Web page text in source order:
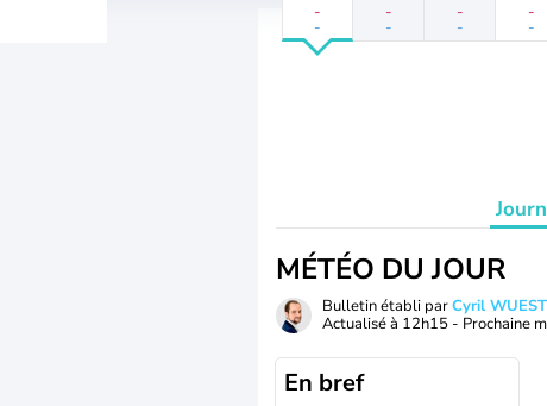
-
-
-
-
-
-
-
-
MÉTÉO DU JOUR
Bulletin établi parCyril WUEST
Actualisé à 12h15 - Prochaine
En bref